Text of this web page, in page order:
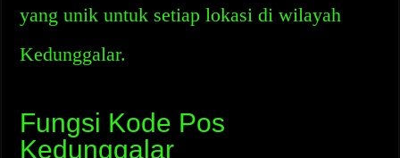
yang unik untuk setiap lokasi di wilayah
Kedunggalar.
Fungsi Kode Pos
Kedunggalar